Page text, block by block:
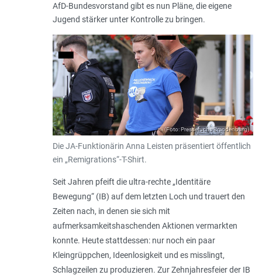
AfD-Bundesvorstand gibt es nun Pläne, die eigene
Jugend stärker unter Kontrolle zu bringen.
(Foto: Pressefuchs Brandenburg)
Die JA-Funktionärin Anna Leisten präsentiert öffentlich
ein „Remigrations“-T-Shirt.
Seit Jahren pfeift die ultra-rechte „Identitäre
Bewegung“ (IB) auf dem letzten Loch und trauert den
Zeiten nach, in denen sie sich mit
aufmerksamkeitshaschenden Aktionen vermarkten
konnte. Heute stattdessen: nur noch ein paar
Kleingrüppchen, Ideenlosigkeit und es misslingt,
Schlagzeilen zu produzieren. Zur Zehnjahresfeier der IB